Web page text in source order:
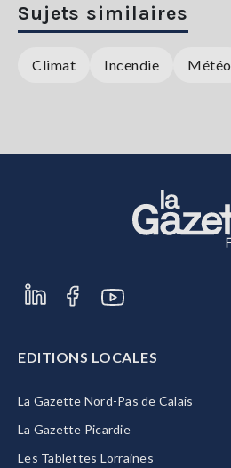
Sujets similaires
Climat Incendie Météo
EDITIONS LOCALES
La Gazette Nord-Pas de Calais
La Gazette Picardie
Les Tablettes Lorraines